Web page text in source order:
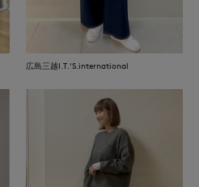
広島三越I.T.'S.international